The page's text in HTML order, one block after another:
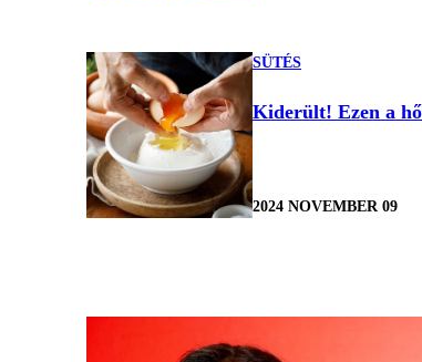
SÜTÉS
Kiderült! Ezen a
2024 NOVEMBER 09